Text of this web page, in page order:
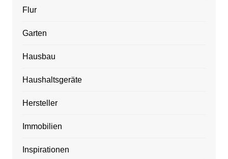
Flur
Garten
Hausbau
Haushaltsgeräte
Hersteller
Immobilien
Inspirationen